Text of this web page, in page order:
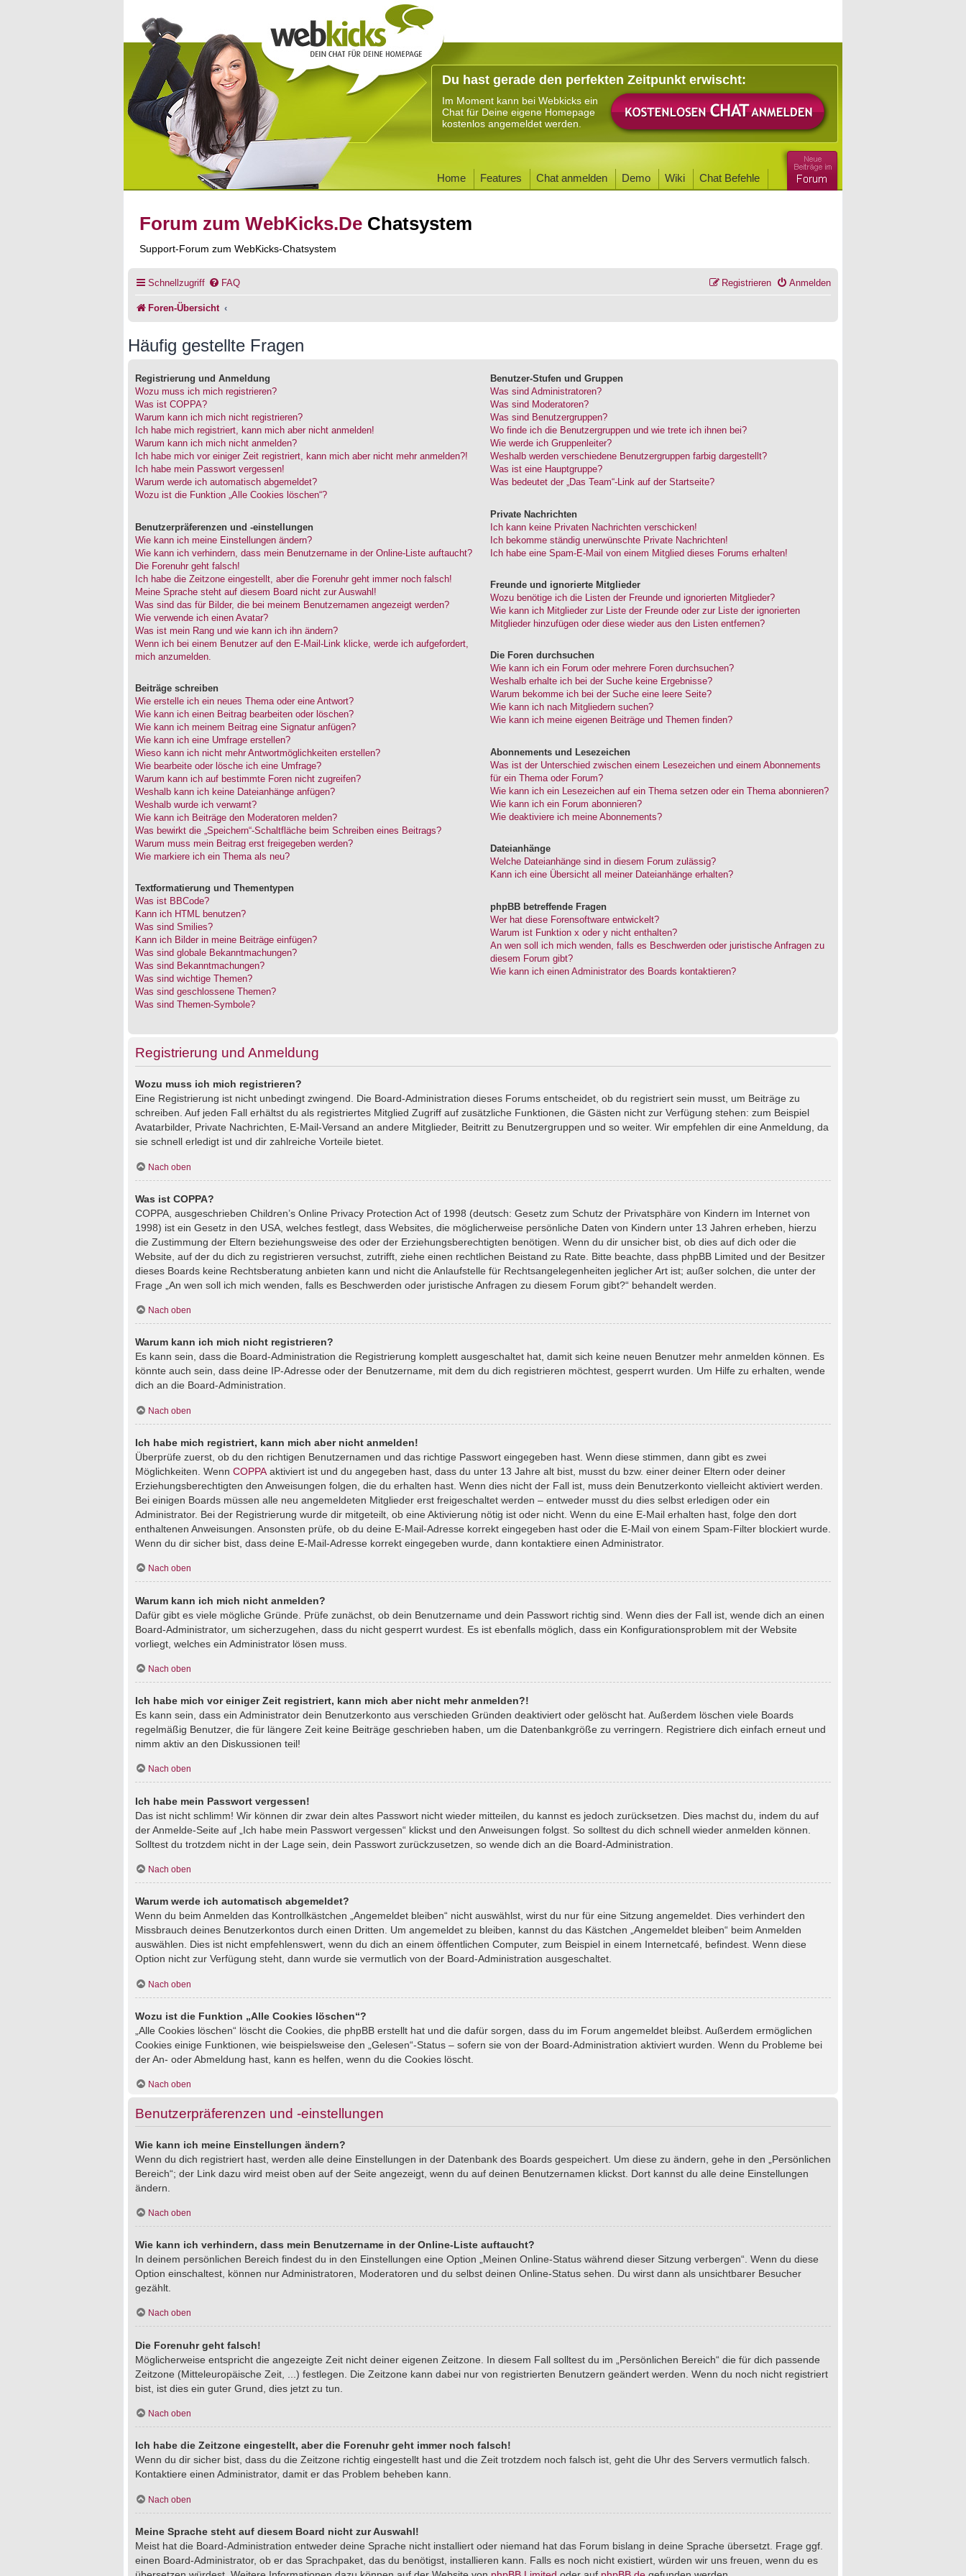
Du hast gerade den perfekten Zeitpunkt erwischt:
Im Moment kann bei Webkicks ein
Chat für Deine eigene Homepage
kostenlos angemeldet werden.
Home Features Chat anmelden Demo Wiki Chat Befehle
Forum zum WebKicks.De Chatsystem
Support-Forum zum WebKicks-Chatsystem
Schnellzugriff FAQ Anmelden
Registrieren
Foren-Übersicht
Häufig gestellte Fragen
Registrierung und Anmeldung
Wozu muss ich mich registrieren?
Was ist COPPA?
Warum kann ich mich nicht registrieren?
Ich habe mich registriert, kann mich aber nicht anmelden!
Warum kann ich mich nicht anmelden?
Ich habe mich vor einiger Zeit registriert, kann mich aber nicht mehr anmelden?!
Ich habe mein Passwort vergessen!
Warum werde ich automatisch abgemeldet?
Wozu ist die Funktion „Alle Cookies löschen“?
Benutzerpräferenzen und -einstellungen
Wie kann ich meine Einstellungen ändern?
Wie kann ich verhindern, dass mein Benutzername in der Online-Liste auftaucht?
Die Forenuhr geht falsch!
Ich habe die Zeitzone eingestellt, aber die Forenuhr geht immer noch falsch!
Meine Sprache steht auf diesem Board nicht zur Auswahl!
Was sind das für Bilder, die bei meinem Benutzernamen angezeigt werden?
Wie verwende ich einen Avatar?
Was ist mein Rang und wie kann ich ihn ändern?
Wenn ich bei einem Benutzer auf den E-Mail-Link klicke, werde ich aufgefordert,
mich anzumelden.
Beiträge schreiben
Wie erstelle ich ein neues Thema oder eine Antwort?
Wie kann ich einen Beitrag bearbeiten oder löschen?
Wie kann ich meinem Beitrag eine Signatur anfügen?
Wie kann ich eine Umfrage erstellen?
Wieso kann ich nicht mehr Antwortmöglichkeiten erstellen?
Wie bearbeite oder lösche ich eine Umfrage?
Warum kann ich auf bestimmte Foren nicht zugreifen?
Weshalb kann ich keine Dateianhänge anfügen?
Weshalb wurde ich verwarnt?
Wie kann ich Beiträge den Moderatoren melden?
Was bewirkt die „Speichern“-Schaltfläche beim Schreiben eines Beitrags?
Warum muss mein Beitrag erst freigegeben werden?
Wie markiere ich ein Thema als neu?
Textformatierung und Thementypen
Was ist BBCode?
Kann ich HTML benutzen?
Was sind Smilies?
Kann ich Bilder in meine Beiträge einfügen?
Was sind globale Bekanntmachungen?
Was sind Bekanntmachungen?
Was sind wichtige Themen?
Was sind geschlossene Themen?
Was sind Themen-Symbole?
Benutzer-Stufen und Gruppen
Was sind Administratoren?
Was sind Moderatoren?
Was sind Benutzergruppen?
Wo finde ich die Benutzergruppen und wie trete ich ihnen bei?
Wie werde ich Gruppenleiter?
Weshalb werden verschiedene Benutzergruppen farbig dargestellt?
Was ist eine Hauptgruppe?
Was bedeutet der „Das Team“-Link auf der Startseite?
Private Nachrichten
Ich kann keine Privaten Nachrichten verschicken!
Ich bekomme ständig unerwünschte Private Nachrichten!
Ich habe eine Spam-E-Mail von einem Mitglied dieses Forums erhalten!
Freunde und ignorierte Mitglieder
Wozu benötige ich die Listen der Freunde und ignorierten Mitglieder?
Wie kann ich Mitglieder zur Liste der Freunde oder zur Liste der ignorierten
Mitglieder hinzufügen oder diese wieder aus den Listen entfernen?
Die Foren durchsuchen
Wie kann ich ein Forum oder mehrere Foren durchsuchen?
Weshalb erhalte ich bei der Suche keine Ergebnisse?
Warum bekomme ich bei der Suche eine leere Seite?
Wie kann ich nach Mitgliedern suchen?
Wie kann ich meine eigenen Beiträge und Themen finden?
Abonnements und Lesezeichen
Was ist der Unterschied zwischen einem Lesezeichen und einem Abonnements
für ein Thema oder Forum?
Wie kann ich ein Lesezeichen auf ein Thema setzen oder ein Thema abonnieren?
Wie kann ich ein Forum abonnieren?
Wie deaktiviere ich meine Abonnements?
Dateianhänge
Welche Dateianhänge sind in diesem Forum zulässig?
Kann ich eine Übersicht all meiner Dateianhänge erhalten?
phpBB betreffende Fragen
Wer hat diese Forensoftware entwickelt?
Warum ist Funktion x oder y nicht enthalten?
An wen soll ich mich wenden, falls es Beschwerden oder juristische Anfragen zu
diesem Forum gibt?
Wie kann ich einen Administrator des Boards kontaktieren?
Registrierung und Anmeldung
Wozu muss ich mich registrieren?
Eine Registrierung ist nicht unbedingt zwingend. Die Board-Administration dieses Forums entscheidet, ob du registriert sein musst, um Beiträge zu
schreiben. Auf jeden Fall erhältst du als registriertes Mitglied Zugriff auf zusätzliche Funktionen, die Gästen nicht zur Verfügung stehen: zum Beispiel
Avatarbilder, Private Nachrichten, E-Mail-Versand an andere Mitglieder, Beitritt zu Benutzergruppen und so weiter. Wir empfehlen dir eine Anmeldung, da
sie schnell erledigt ist und dir zahlreiche Vorteile bietet.
Nach oben
Was ist COPPA?
COPPA, ausgeschrieben Children’s Online Privacy Protection Act of 1998 (deutsch: Gesetz zum Schutz der Privatsphäre von Kindern im Internet von
1998) ist ein Gesetz in den USA, welches festlegt, dass Websites, die möglicherweise persönliche Daten von Kindern unter 13 Jahren erheben, hierzu
die Zustimmung der Eltern beziehungsweise des oder der Erziehungsberechtigten benötigen. Wenn du dir unsicher bist, ob dies auf dich oder die
Website, auf der du dich zu registrieren versuchst, zutrifft, ziehe einen rechtlichen Beistand zu Rate. Bitte beachte, dass phpBB Limited und der Besitzer
dieses Boards keine Rechtsberatung anbieten kann und nicht die Anlaufstelle für Rechtsangelegenheiten jeglicher Art ist; außer solchen, die unter der
Frage „An wen soll ich mich wenden, falls es Beschwerden oder juristische Anfragen zu diesem Forum gibt?“ behandelt werden.
Nach oben
Warum kann ich mich nicht registrieren?
Es kann sein, dass die Board-Administration die Registrierung komplett ausgeschaltet hat, damit sich keine neuen Benutzer mehr anmelden können. Es
könnte auch sein, dass deine IP-Adresse oder der Benutzername, mit dem du dich registrieren möchtest, gesperrt wurden. Um Hilfe zu erhalten, wende
dich an die Board-Administration.
Nach oben
Ich habe mich registriert, kann mich aber nicht anmelden!
Überprüfe zuerst, ob du den richtigen Benutzernamen und das richtige Passwort eingegeben hast. Wenn diese stimmen, dann gibt es zwei
Möglichkeiten. Wenn COPPA aktiviert ist und du angegeben hast, dass du unter 13 Jahre alt bist, musst du bzw. einer deiner Eltern oder deiner
Erziehungsberechtigten den Anweisungen folgen, die du erhalten hast. Wenn dies nicht der Fall ist, muss dein Benutzerkonto vielleicht aktiviert werden.
Bei einigen Boards müssen alle neu angemeldeten Mitglieder erst freigeschaltet werden – entweder musst du dies selbst erledigen oder ein
Administrator. Bei der Registrierung wurde dir mitgeteilt, ob eine Aktivierung nötig ist oder nicht. Wenn du eine E-Mail erhalten hast, folge den dort
enthaltenen Anweisungen. Ansonsten prüfe, ob du deine E-Mail-Adresse korrekt eingegeben hast oder die E-Mail von einem Spam-Filter blockiert wurde.
Wenn du dir sicher bist, dass deine E-Mail-Adresse korrekt eingegeben wurde, dann kontaktiere einen Administrator.
Nach oben
Warum kann ich mich nicht anmelden?
Dafür gibt es viele mögliche Gründe. Prüfe zunächst, ob dein Benutzername und dein Passwort richtig sind. Wenn dies der Fall ist, wende dich an einen
Board-Administrator, um sicherzugehen, dass du nicht gesperrt wurdest. Es ist ebenfalls möglich, dass ein Konfigurationsproblem mit der Website
vorliegt, welches ein Administrator lösen muss.
Nach oben
Ich habe mich vor einiger Zeit registriert, kann mich aber nicht mehr anmelden?!
Es kann sein, dass ein Administrator dein Benutzerkonto aus verschieden Gründen deaktiviert oder gelöscht hat. Außerdem löschen viele Boards
regelmäßig Benutzer, die für längere Zeit keine Beiträge geschrieben haben, um die Datenbankgröße zu verringern. Registriere dich einfach erneut und
nimm aktiv an den Diskussionen teil!
Nach oben
Ich habe mein Passwort vergessen!
Das ist nicht schlimm! Wir können dir zwar dein altes Passwort nicht wieder mitteilen, du kannst es jedoch zurücksetzen. Dies machst du, indem du auf
der Anmelde-Seite auf „Ich habe mein Passwort vergessen“ klickst und den Anweisungen folgst. So solltest du dich schnell wieder anmelden können.
Solltest du trotzdem nicht in der Lage sein, dein Passwort zurückzusetzen, so wende dich an die Board-Administration.
Nach oben
Warum werde ich automatisch abgemeldet?
Wenn du beim Anmelden das Kontrollkästchen „Angemeldet bleiben“ nicht auswählst, wirst du nur für eine Sitzung angemeldet. Dies verhindert den
Missbrauch deines Benutzerkontos durch einen Dritten. Um angemeldet zu bleiben, kannst du das Kästchen „Angemeldet bleiben“ beim Anmelden
auswählen. Dies ist nicht empfehlenswert, wenn du dich an einem öffentlichen Computer, zum Beispiel in einem Internetcafé, befindest. Wenn diese
Option nicht zur Verfügung steht, dann wurde sie vermutlich von der Board-Administration ausgeschaltet.
Nach oben
Wozu ist die Funktion „Alle Cookies löschen“?
„Alle Cookies löschen“ löscht die Cookies, die phpBB erstellt hat und die dafür sorgen, dass du im Forum angemeldet bleibst. Außerdem ermöglichen
Cookies einige Funktionen, wie beispielsweise den „Gelesen“-Status – sofern sie von der Board-Administration aktiviert wurden. Wenn du Probleme bei
der An- oder Abmeldung hast, kann es helfen, wenn du die Cookies löscht.
Nach oben
Benutzerpräferenzen und -einstellungen
Wie kann ich meine Einstellungen ändern?
Wenn du dich registriert hast, werden alle deine Einstellungen in der Datenbank des Boards gespeichert. Um diese zu ändern, gehe in den „Persönlichen
Bereich“; der Link dazu wird meist oben auf der Seite angezeigt, wenn du auf deinen Benutzernamen klickst. Dort kannst du alle deine Einstellungen
ändern.
Nach oben
Wie kann ich verhindern, dass mein Benutzername in der Online-Liste auftaucht?
In deinem persönlichen Bereich findest du in den Einstellungen eine Option „Meinen Online-Status während dieser Sitzung verbergen“. Wenn du diese
Option einschaltest, können nur Administratoren, Moderatoren und du selbst deinen Online-Status sehen. Du wirst dann als unsichtbarer Besucher
gezählt.
Nach oben
Die Forenuhr geht falsch!
Möglicherweise entspricht die angezeigte Zeit nicht deiner eigenen Zeitzone. In diesem Fall solltest du im „Persönlichen Bereich“ die für dich passende
Zeitzone (Mitteleuropäische Zeit, ...) festlegen. Die Zeitzone kann dabei nur von registrierten Benutzern geändert werden. Wenn du noch nicht registriert
bist, ist dies ein guter Grund, dies jetzt zu tun.
Nach oben
Ich habe die Zeitzone eingestellt, aber die Forenuhr geht immer noch falsch!
Wenn du dir sicher bist, dass du die Zeitzone richtig eingestellt hast und die Zeit trotzdem noch falsch ist, geht die Uhr des Servers vermutlich falsch.
Kontaktiere einen Administrator, damit er das Problem beheben kann.
Nach oben
Meine Sprache steht auf diesem Board nicht zur Auswahl!
Meist hat die Board-Administration entweder deine Sprache nicht installiert oder niemand hat das Forum bislang in deine Sprache übersetzt. Frage ggf.
einen Board-Administrator, ob er das Sprachpaket, das du benötigst, installieren kann. Falls es noch nicht existiert, würden wir uns freuen, wenn du es